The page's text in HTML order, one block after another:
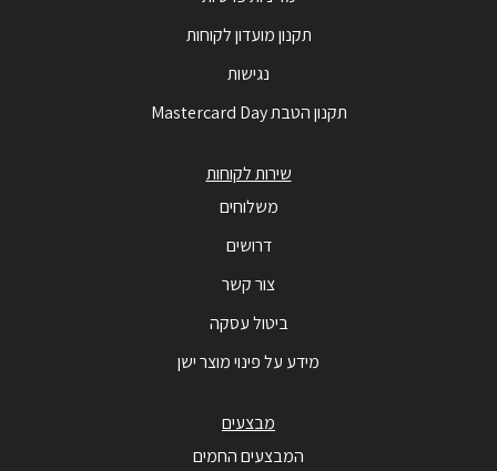
תקנון מועדון לקוחות
נגישות
תקנון הטבת Mastercard Day
שירות לקוחות
משלוחים
דרושים
צור קשר
ביטול עסקה
מידע על פינוי מוצר ישן
מבצעים
המבצעים החמים